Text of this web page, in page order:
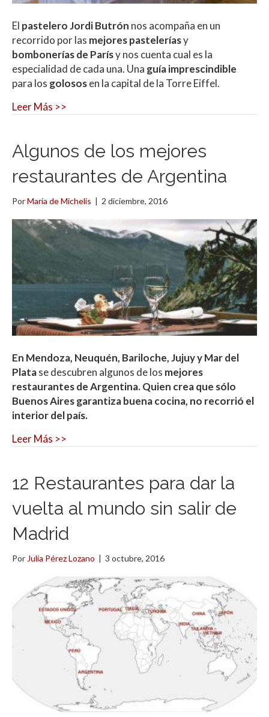
El pastelero Jordi Butrón nos acompaña en un
recorrido por las mejores pasteleríasy
bombonerías de Parísy nos cuenta cual es la
especialidad de cada una. Una guía imprescindible
para los golososen la capital de la Torre Eiffel.
Leer Más >>
Algunos de los mejores
restaurantes de Argentina
PorMaría de Michelis | 2 diciembre, 2016
En Mendoza, Neuquén, Bariloche, Jujuy y Mar del
Platase descubren algunos de los mejores
restaurantes de Argentina. Quien crea que sólo
Buenos Aires garantiza buena cocina, no recorrió el
interior del país.
Leer Más >>
12 Restaurantes para dar la
vuelta al mundo sin salir de
Madrid
Por Julia Pérez Lozano | 3 octubre, 2016